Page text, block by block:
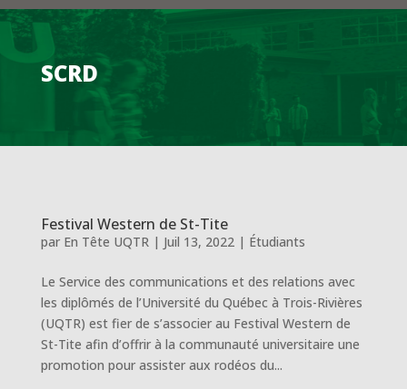
SCRD
Festival Western de St-Tite
par En Tête UQTR| Juil 13, 2022| Étudiants
Le Service des communications et des relations avec
les diplômés de l’Université du Québec à Trois-Rivières
(UQTR) est fier de s’associer au Festival Western de
St-Tite afin d’offrir à la communauté universitaire une
promotion pour assister aux rodéos du...